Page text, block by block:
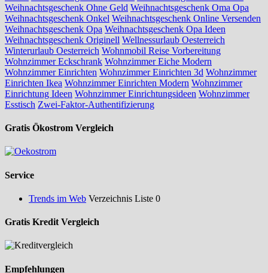
Weihnachtsgeschenk Ohne Geld Weihnachtsgeschenk Oma Opa
Weihnachtsgeschenk Onkel Weihnachtsgeschenk Online Versenden
Weihnachtsgeschenk Opa Weihnachtsgeschenk Opa Ideen
Weihnachtsgeschenk Originell Wellnessurlaub Oesterreich
Winterurlaub Oesterreich Wohnmobil Reise Vorbereitung
Wohnzimmer Eckschrank Wohnzimmer Eiche Modern
Wohnzimmer Einrichten Wohnzimmer Einrichten 3d Wohnzimmer
Einrichten Ikea Wohnzimmer Einrichten Modern Wohnzimmer
Einrichtung Ideen Wohnzimmer Einrichtungsideen Wohnzimmer
Esstisch Zwei-Faktor-Authentifizierung
Gratis Ökostrom Vergleich
Service
Trends im Web Verzeichnis Liste 0
Gratis Kredit Vergleich
Empfehlungen